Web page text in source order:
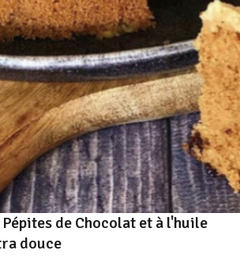
Pépites de Chocolat et à l'huile
douce